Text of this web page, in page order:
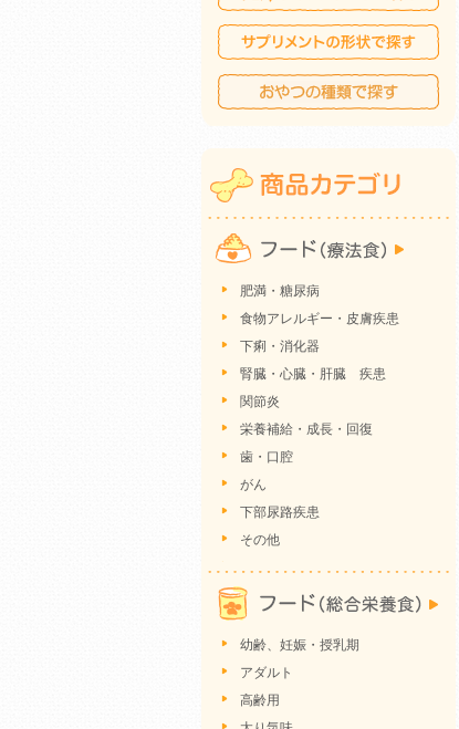
肥満・糖尿病
食物アレルギー・皮膚疾患
下痢・消化器
腎臓・心臓・肝臓 疾患
関節炎
栄養補給・成長・回復
歯・口腔
がん
下部尿路疾患
その他
幼齢、妊娠・授乳期
アダルト
高齢用